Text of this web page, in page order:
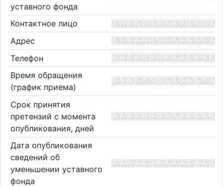
уставного фонда
Контактное лицо
Адрес
Телефон
Время обращения
(график приема)
Срок принятия
претензий с момента
опубликования, дней
Дата опубликования
сведений об
уменьшении уставного
фонда